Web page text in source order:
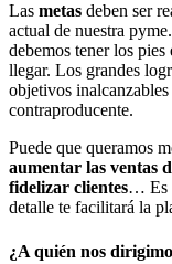
Las metas deben ser
actual de nuestra
debemos tener los
llegar. Los grandes
objetivos
contraproducente.
Puede que queramos
aumentar las ventas
fidelizar clientes… Es
detalle te facilitará la
¿A quién nos